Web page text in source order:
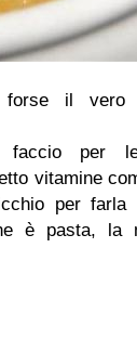
il vero
faccio per
vitamine
per farla
è pasta, la